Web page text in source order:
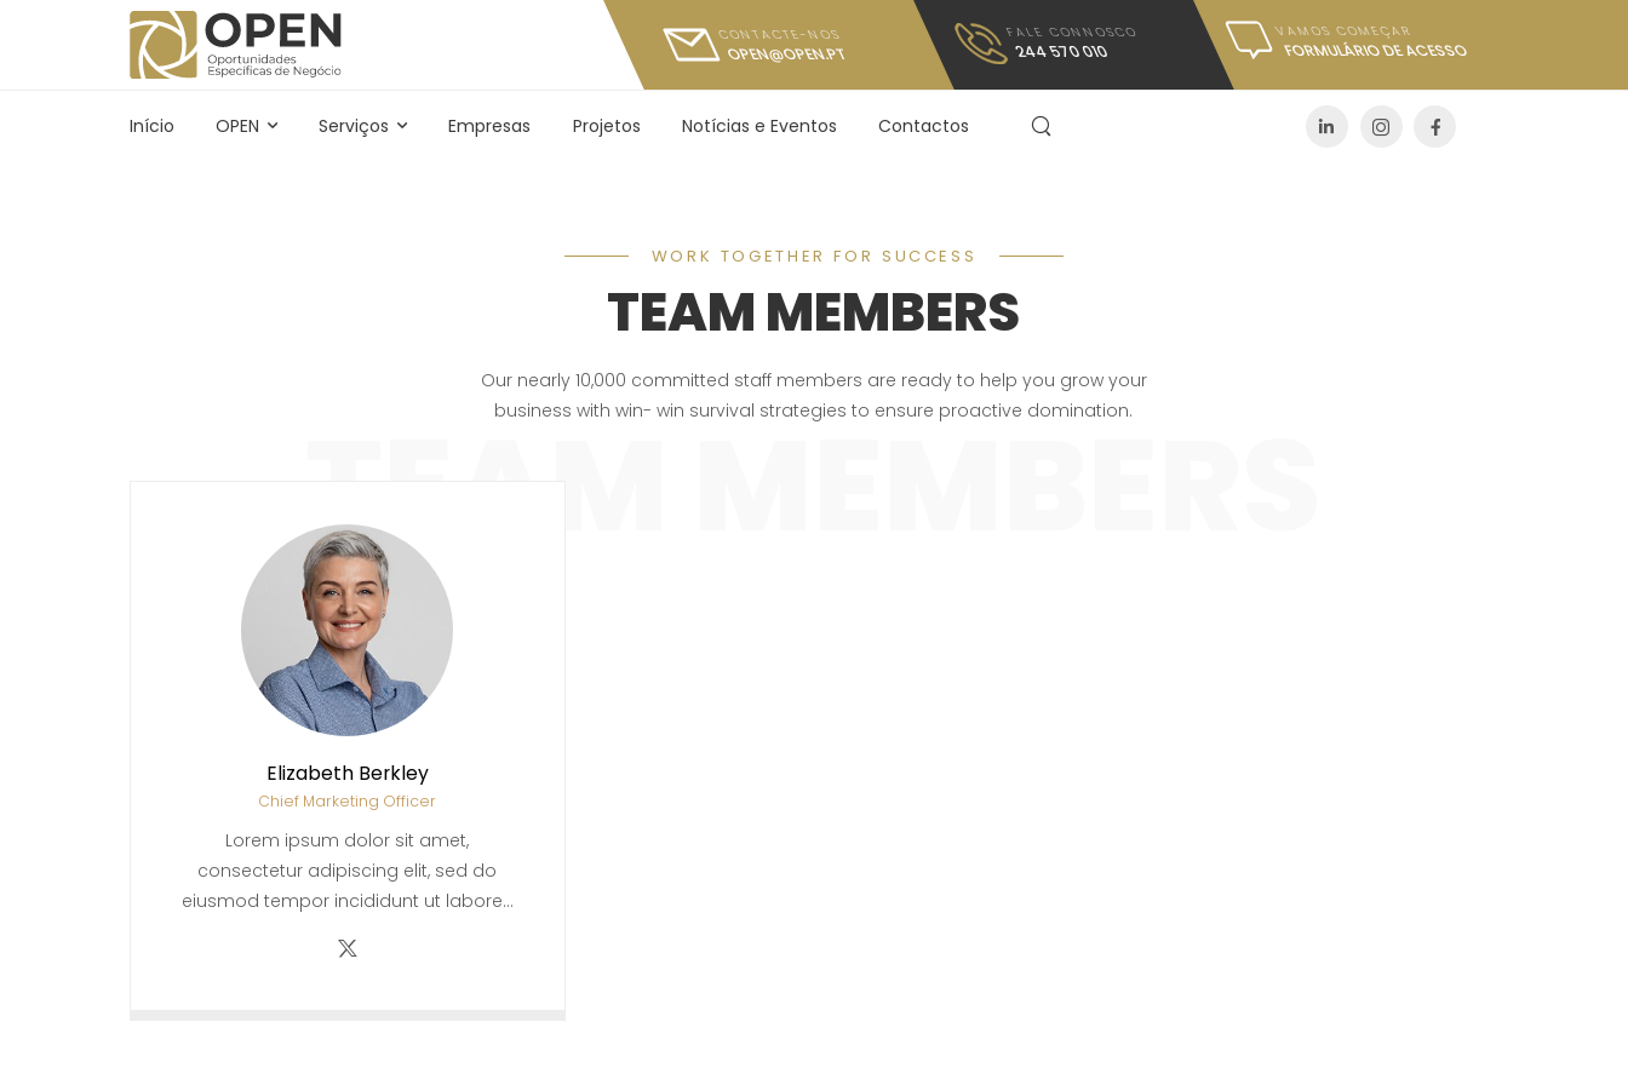
CONTACTE-NOS
OPEN@OPEN.PT
FALE CONNOSCO
244 570 010
VAMOS COMEÇAR
FORMULÁRIO DE ACESSO
Início OPEN Serviços Empresas Projetos Notícias e Eventos Contactos
WORK TOGETHER FOR SUCCESS
TEAM MEMBERS
Our nearly 10,000 committed staff members are ready to help you grow your
business with win- win survival strategies to ensure proactive domination.
TEAM MEMBERS
Elizabeth Berkley
Chief Marketing Officer
Lorem ipsum dolor sit amet,
consectetur adipiscing elit, sed do
eiusmod tempor incididunt ut labore…